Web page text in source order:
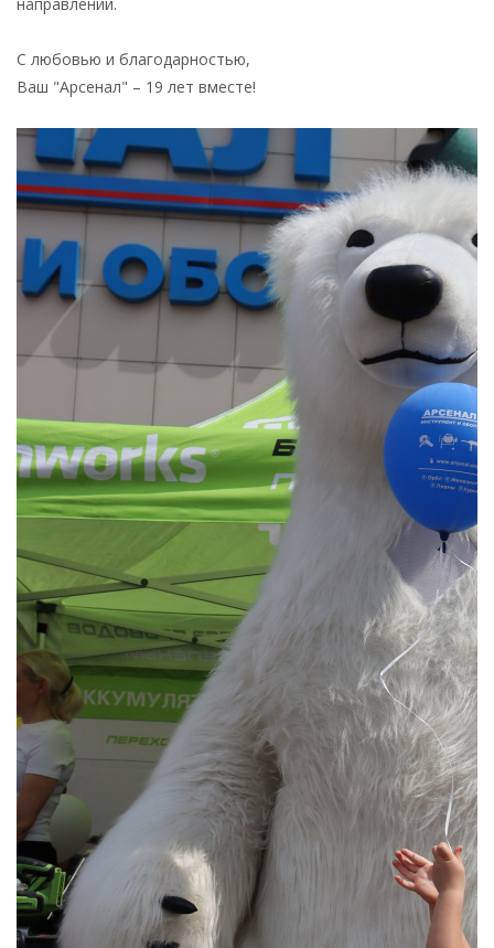
направлении.
С любовью и благодарностью,
Ваш "Арсенал" – 19 лет вместе!